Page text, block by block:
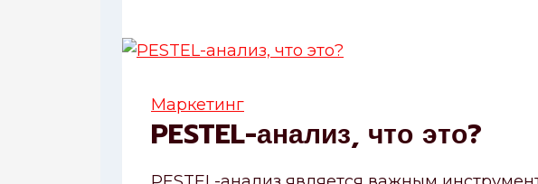
это
Маркетинг
PESTEL-анализ, что это?